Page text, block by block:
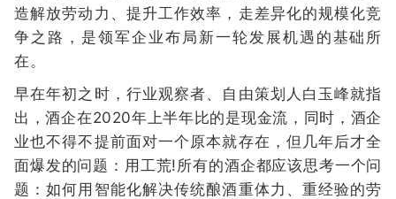
造解放劳动力、提升工作效率，走差异化的规模化竞
争之路，是领军企业布局新一轮发展机遇的基础所
在。
早在年初之时，行业观察者、自由策划人白玉峰就指
出，酒企在2020年上半年比的是现金流，同时，酒企
业也不得不提前面对一个原本就存在，但几年后才全
面爆发的问题：用工荒!所有的酒企都应该思考一个问
题：如何用智能化解决传统酿酒重体力、重经验的劳